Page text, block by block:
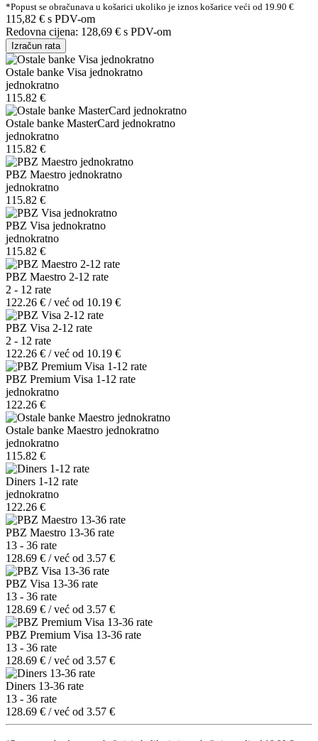
*Popust se obračunava u košarici ukoliko je iznos košarice veći od 19.90 €
115,82 € s PDV-om
Redovna cijena: 128,69 € s PDV-om
Izračun rata
Ostale banke Visa jednokratno
jednokratno
115.82 €
Ostale banke MasterCard jednokratno
jednokratno
115.82 €
PBZ Maestro jednokratno
jednokratno
115.82 €
PBZ Visa jednokratno
jednokratno
115.82 €
PBZ Maestro 2-12 rate
2 - 12 rate
122.26 € / već od 10.19 €
PBZ Visa 2-12 rate
2 - 12 rate
122.26 € / već od 10.19 €
PBZ Premium Visa 1-12 rate
jednokratno
122.26 €
Ostale banke Maestro jednokratno
jednokratno
115.82 €
Diners 1-12 rate
jednokratno
122.26 €
PBZ Maestro 13-36 rate
13 - 36 rate
128.69 € / već od 3.57 €
PBZ Visa 13-36 rate
13 - 36 rate
128.69 € / već od 3.57 €
PBZ Premium Visa 13-36 rate
13 - 36 rate
128.69 € / već od 3.57 €
Diners 13-36 rate
13 - 36 rate
128.69 € / već od 3.57 €